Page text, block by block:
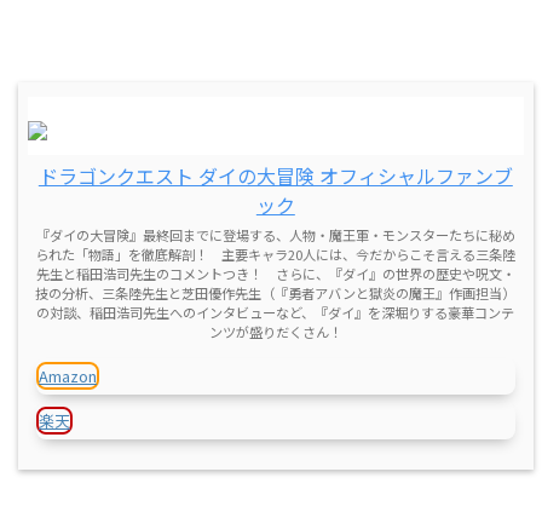
ドラゴンクエスト ダイの大冒険 オフィシャルファンブ
ック
『ダイの大冒険』最終回までに登場する、人物・魔王軍・モンスターたちに秘め
られた「物語」を徹底解剖！ 主要キャラ20人には、今だからこそ言える三条陸
先生と稲田浩司先生のコメントつき！ さらに、『ダイ』の世界の歴史や呪文・
技の分析、三条陸先生と芝田優作先生（『勇者アバンと獄炎の魔王』作画担当）
の対談、稲田浩司先生へのインタビューなど、『ダイ』を深堀りする豪華コンテ
ンツが盛りだくさん！
Amazon
楽天